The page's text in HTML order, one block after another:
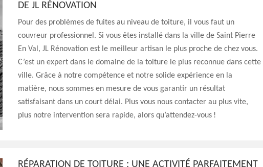
DE JL RÉNOVATION
Pour des problèmes de fuites au niveau de toiture, il vous faut un
couvreur professionnel. Si vous êtes installé dans la ville de Saint Pierre
En Val, JL Rénovation est le meilleur artisan le plus proche de chez vous.
C’est un expert dans le domaine de la toiture le plus reconnue dans cette
ville. Grâce à notre compétence et notre solide expérience en la
matière, nous sommes en mesure de vous garantir un résultat
satisfaisant dans un court délai. Plus vous nous contacter au plus vite,
plus notre intervention sera rapide, alors qu’attendez-vous !
RÉPARATION DE TOITURE : UNE ACTIVITÉ PARFAITEMENT